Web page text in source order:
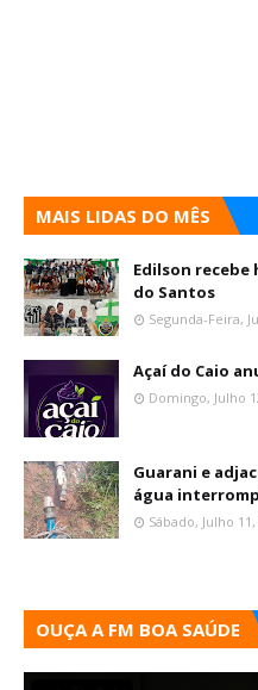
MAIS LIDAS DO MÊS
Edilson
do Santos
Segunda-Feira,
Açaí do Caio
Domingo, Julho
Guarani e
água
Sábado, Julho
OUÇA A FM BOA SAÚDE